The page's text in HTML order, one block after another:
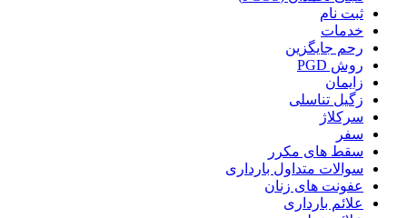
ثبت نام
خدمات
رحم جایگزین
روش PGD
زایمان
زگیل تناسلی
سرکلاژ
سفر
سقط های مکرر
سوالات متداول بارداری
عفونت های زنان
علائم بارداری